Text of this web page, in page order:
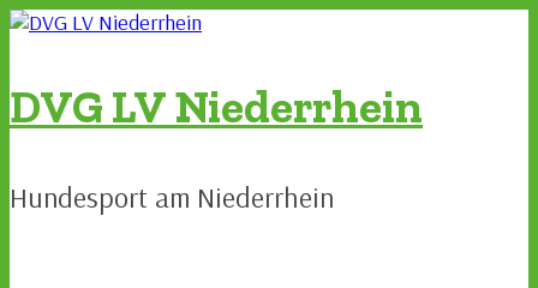
Zum
DVG LV Niederrhein
Hundesport am Niederrhein